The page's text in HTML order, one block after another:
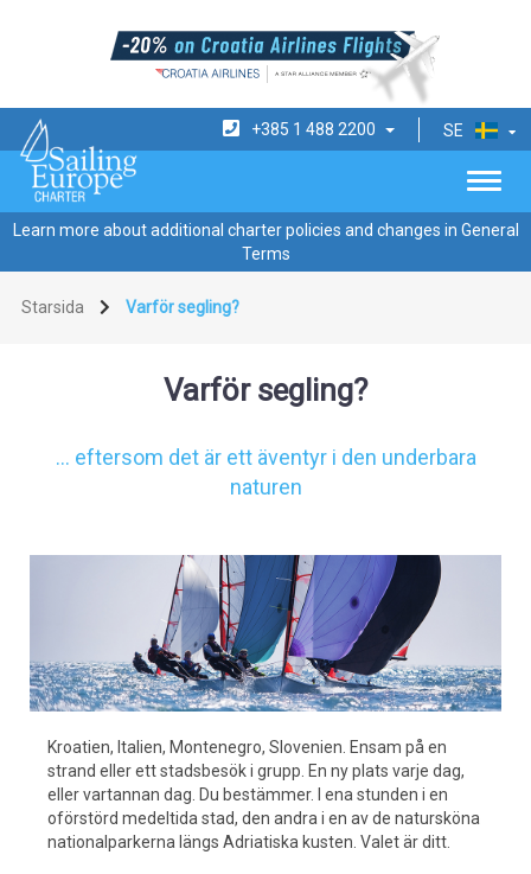
SE
+385 1 488 2200
Learn more about additional charter policies and changes in General
Terms
Starsida Varför segling?
Varför segling?
... eftersom det är ett äventyr i den underbara
naturen
Kroatien, Italien, Montenegro, Slovenien. Ensam på en
strand eller ett stadsbesök i grupp. En ny plats varje dag,
eller vartannan dag. Du bestämmer. I ena stunden i en
oförstörd medeltida stad, den andra i en av de natursköna
nationalparkerna längs Adriatiska kusten. Valet är ditt.